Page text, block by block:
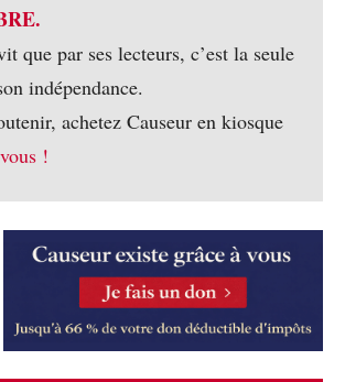
que par ses lecteurs, c’est la seule
indépendance.
achetez Causeur en kiosque
!